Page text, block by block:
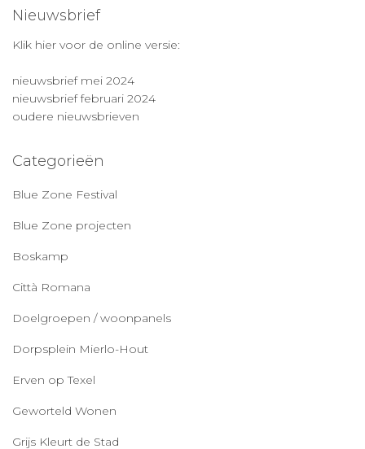
Nieuwsbrief
Klik hier voor de online versie:
nieuwsbrief mei 2024
nieuwsbrief februari 2024
oudere nieuwsbrieven
Categorieën
Blue Zone Festival
Blue Zone projecten
Boskamp
Città Romana
Doelgroepen / woonpanels
Dorpsplein Mierlo-Hout
Erven op Texel
Geworteld Wonen
Grijs Kleurt de Stad